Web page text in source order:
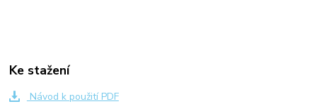
Ke stažení
Návod k použití PDF